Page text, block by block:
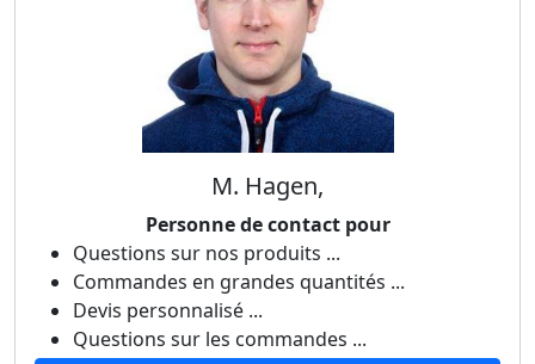
M. Hagen,
Personne de contact pour
Questions sur nos produits ...
Commandes en grandes quantités ...
Devis personnalisé ...
Questions sur les commandes ...